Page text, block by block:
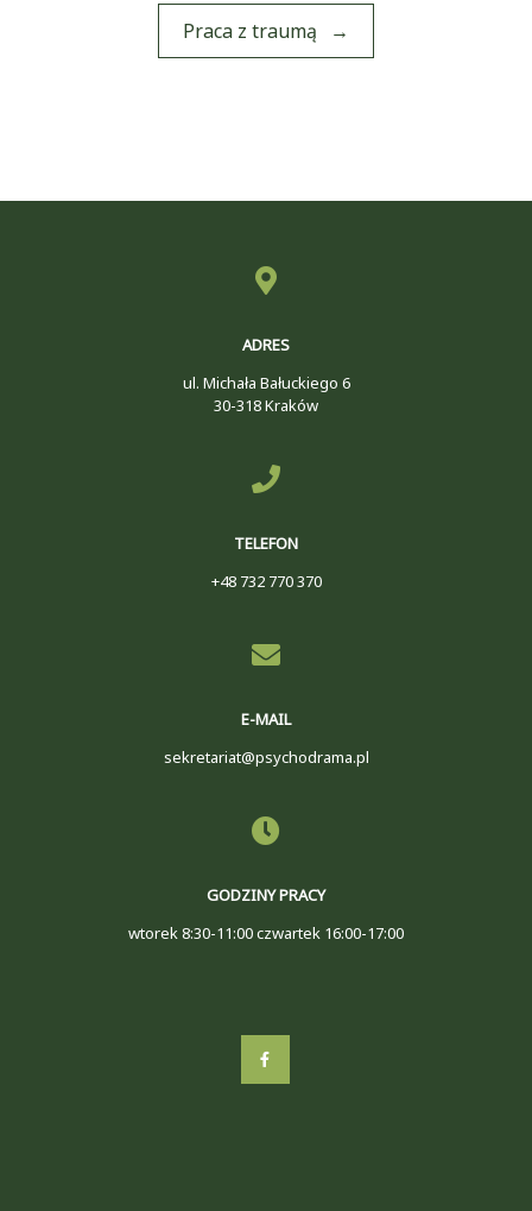
Praca z traumą →
ADRES
ul. Michała Bałuckiego 6
30-318 Kraków
TELEFON
+48 732 770 370
E-MAIL
sekretariat@psychodrama.pl
GODZINY PRACY
wtorek 8:30-11:00 czwartek 16:00-17:00